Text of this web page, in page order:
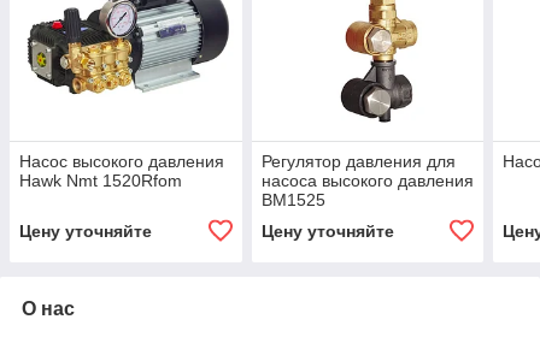
Насос высокого давления
Hawk Nmt 1520Rfom
Цену уточняйте
Регулятор давления для
насоса высокого давления
BM1525
Цену уточняйте
О нас